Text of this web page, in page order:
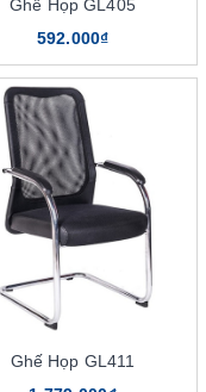
Ghế Họp GL405
592.000₫
Ghế Họp GL411